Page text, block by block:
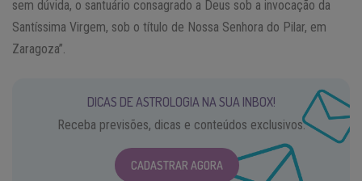
sem dúvida, o santuário consagrado a Deus sob a invocação da
Santíssima Virgem, sob o título de Nossa Senhora do Pilar, em
Zaragoza”.
DICAS DE ASTROLOGIA NA SUA INBOX!
Receba previsões, dicas e conteúdos exclusivos.
CADASTRAR AGORA